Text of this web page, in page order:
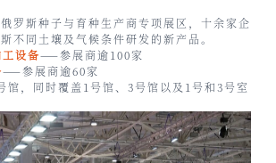
罗斯种子与育种生产商专项展区，十余家企
不同土壤及气候条件研发的新产品。
设备——参展商逾100家
——参展商逾60家
馆，同时覆盖1号馆、3号馆以及1号和3号室